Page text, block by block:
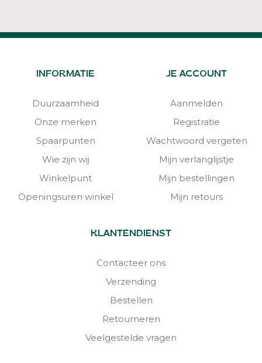
INFORMATIE
Duurzaamheid
Onze merken
Spaarpunten
Wie zijn wij
Winkelpunt
Openingsuren winkel
JE ACCOUNT
Aanmelden
Registratie
Wachtwoord vergeten
Mijn verlanglijstje
Mijn bestellingen
Mijn retours
KLANTENDIENST
Contacteer ons
Verzending
Bestellen
Retourneren
Veelgestelde vragen